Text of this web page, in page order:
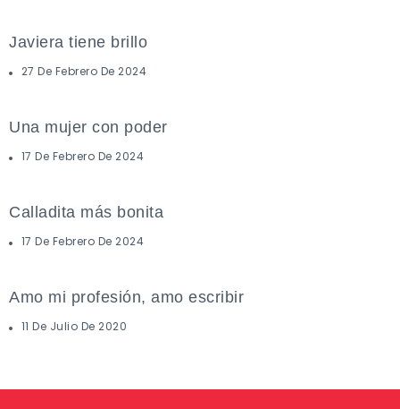
Javiera tiene brillo
27 De Febrero De 2024
FEMINISMO
Una mujer con poder
17 De Febrero De 2024
FEMINISMO
Calladita más bonita
17 De Febrero De 2024
FEMINISMO
Amo mi profesión, amo escribir
11 De Julio De 2020